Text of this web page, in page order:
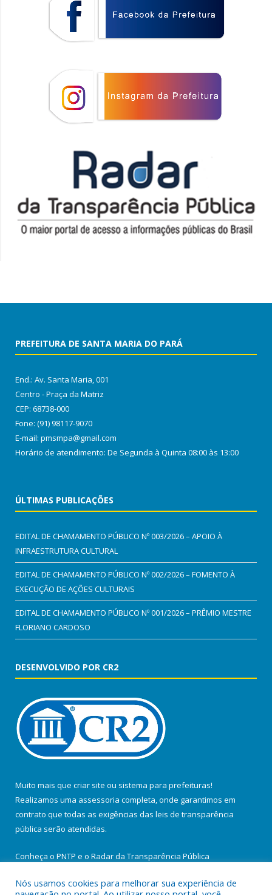
PREFEITURA DE SANTA MARIA DO PARÁ
End.: Av. Santa Maria, 001
Centro - Praça da Matriz
CEP: 68738-000
Fone: (91) 98117-9070
E-mail: pmsmpa@gmail.com
Horário de atendimento: De Segunda à Quinta 08:00 às 13:00
ÚLTIMAS PUBLICAÇÕES
EDITAL DE CHAMAMENTO PÚBLICO Nº 003/2026 – APOIO À
INFRAESTRUTURA CULTURAL
EDITAL DE CHAMAMENTO PÚBLICO Nº 002/2026 – FOMENTO À
EXECUÇÃO DE AÇÕES CULTURAIS
EDITAL DE CHAMAMENTO PÚBLICO Nº 001/2026 – PRÊMIO MESTRE
FLORIANO CARDOSO
DESENVOLVIDO POR CR2
Muito mais que criar site ou sistema para prefeituras!
Realizamos uma assessoria completa, onde garantimos em
contrato que todas as exigências das leis de transparência
pública serão atendidas.
Conheça o PNTP e o Radar da Transparência Pública
Nós usamos cookies para melhorar sua experiência de